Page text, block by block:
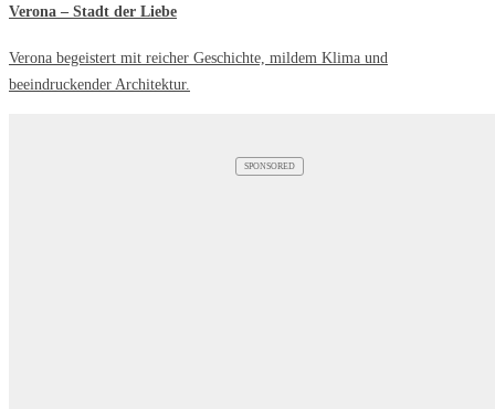
Verona – Stadt der Liebe
Verona begeistert mit reicher Geschichte, mildem Klima und
beeindruckender Architektur.
SPONSORED